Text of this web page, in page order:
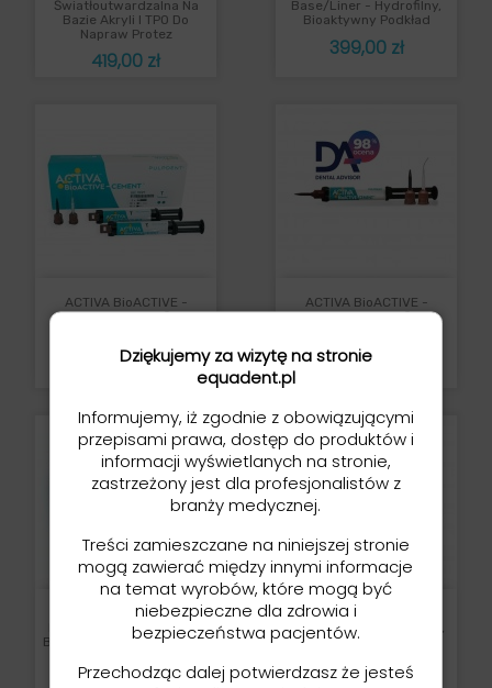
Światłoutwardzalna Na
Bazie Akryli I TPO Do
Napraw Protez
Cena
419,00 zł
Base/Liner - Hydrofilny,
Bioaktywny Podkład
Cena
399,00 zł
ACTIVA BioACTIVE -
Cement - Hydrofilny,
769,00 zł
ACTIVA BioACTIVE -
Cement - Hydrofilny,
Cena
389,00 zł
ACTIVA BioACTIVE -
Restorative - Hydrofilne,
Bioaktywne Wypełnienie (2
Cena
ACTIVA BioACTIVE -
Restorative - Hydrofilne,
Bioaktywne Wypełnienie
Cena
Dziękujemy za wizytę na stronie
equadent.pl
Informujemy, iż zgodnie z obowiązującymi
przepisami prawa, dostęp do produktów i
informacji wyświetlanych na stronie,
zastrzeżony jest dla profesjonalistów z
branży medycznej.
Treści zamieszczane na niniejszej stronie
mogą zawierać między innymi informacje
na temat wyrobów, które mogą być
niebezpieczne dla zdrowia i
bezpieczeństwa pacjentów.
Przechodząc dalej potwierdzasz że jesteś